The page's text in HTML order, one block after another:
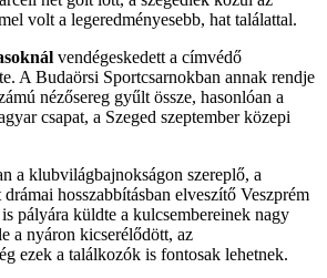
volt a legeredményesebb, hat találattal.
vendégeskedett a címvédő
A Budaörsi Sportcsarnokban annak rendje
nézősereg gyűlt össze, hasonlóan a
csapat, a Szeged szeptember közepi
a klubvilágbajnokságon szereplő, a
hosszabbításban elveszítő Veszprém
pályára küldte a kulcsembereinek nagy
a nyáron kicserélődött, az
ezek a találkozók is fontosak lehetnek.